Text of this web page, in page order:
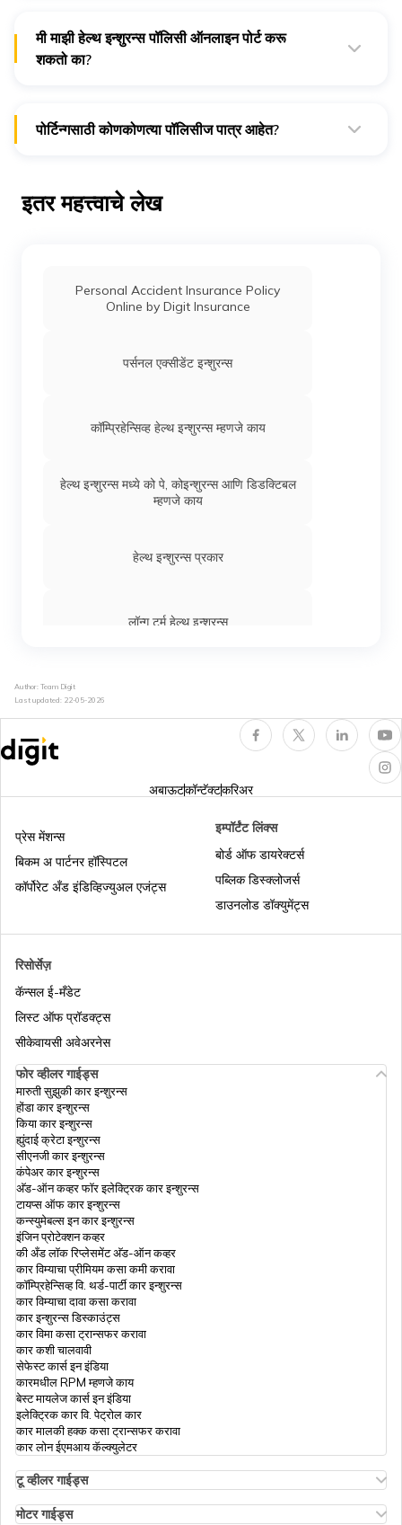
मी माझी हेल्थ इन्शुरन्स पॉलिसी ऑनलाइन पोर्ट करू
शकतो का?
पोर्टिन्गसाठी कोणकोणत्या पॉलिसीज पात्र आहेत?
विचारणा करायला हवी.
इतर महत्त्वाचे लेख
Personal Accident Insurance Policy
Online by Digit Insurance
पर्सनल एक्सीडेंट इन्शुरन्स
कॉम्प्रिहेन्सिव्ह हेल्थ इन्शुरन्स म्हणजे काय
हेल्थ इन्शुरन्स मध्ये को पे, कोइन्शुरन्स आणि डिडक्टिबल
म्हणजे काय
हेल्थ इन्शुरन्स प्रकार
लॉन्ग टर्म हेल्थ इन्शुरन्स
हेल्थ इन्शुरन्समध्ये क्युम्युलेटिव्ह बोनस
लाइफ इन्शुरन्स आणि हेल्थ इन्शुरन्स यांच्यातील फरक
हेल्थ इन्शुरन्स डीडक्टीबल काय आहे, उदाहरणासह
हेल्थ इन्शुरन्स प्रीमियम कॅल्क्युलेटर
लवकरच रिटायर होणाऱ्या कर्मचाऱ्यांसाठी सुपर टॉप-अप
हेल्थ इन्शुरन्स
हेल्थ इन्शुरन्समध्ये कंझ्युमेबल कव्हर
हेल्थ इन्शुरन्स प्रीमियम नूतनीकर वाढतो?
Author: Team Digit
Last updated: 22-05-2026
अबाऊटकॉन्टॅक्टकरिअर
रिसोर्सेज़
कॅन्सल ई-मँडेट
लिस्ट ऑफ प्रॉडक्ट्स
सीकेवायसी अवेअरनेस
प्रेस मेंशन्स
बिकम अ पार्टनर हॉस्पिटल
कॉर्पोरेट अँड इंडिव्हिज्युअल एजंट्स
इम्पॉर्टंट लिंक्स
बोर्ड ऑफ डायरेक्टर्स
पब्लिक डिस्क्लोजर्स
डाउनलोड डॉक्युमेंट्स
फोर व्हीलर गाईड्स
मारुती सुझुकी कार इन्शुरन्स
होंडा कार इन्शुरन्स
किया कार इन्शुरन्स
ह्युंदाई क्रेटा इन्शुरन्स
सीएनजी कार इन्शुरन्स
कंपेअर कार इन्शुरन्स
अ‍ॅड-ऑन कव्हर फॉर इलेक्ट्रिक कार इन्शुरन्स
टायप्स ऑफ कार इन्शुरन्स
कन्स्युमेबल्स इन कार इन्शुरन्स
इंजिन प्रोटेक्शन कव्हर
की अँड लॉक रिप्लेसमेंट अ‍ॅड-ऑन कव्हर
कार विम्याचा प्रीमियम कसा कमी करावा
कॉम्प्रिहेन्सिव्ह वि. थर्ड-पार्टी कार इन्शुरन्स
कार विम्याचा दावा कसा करावा
कार इन्शुरन्स डिस्काउंट्स
कार विमा कसा ट्रान्सफर करावा
कार कशी चालवावी
सेफेस्ट कार्स इन इंडिया
कारमधील RPM म्हणजे काय
बेस्ट मायलेज कार्स इन इंडिया
इलेक्ट्रिक कार वि. पेट्रोल कार
कार मालकी हक्क कसा ट्रान्सफर करावा
कार लोन ईएमआय कॅल्क्युलेटर
टू व्हीलर गाईड्स
एथर एनर्जी बाईक इन्शुरन्स
मोटर गाईड्स